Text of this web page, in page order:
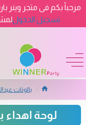
مرحباً بكم فى متجر وينر
تسجيل الدخول
بالونات
لوحة اهداء